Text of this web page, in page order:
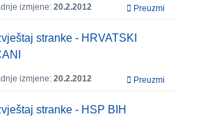
izmjene: 20.2.2012 Preuzmi
stranke - HRVATSKI
izmjene: 20.2.2012 Preuzmi
stranke - HSP BIH